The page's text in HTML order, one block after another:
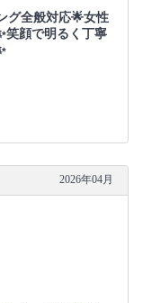
グ全般対応🌟女性
笑顔で明るく丁寧
2026年04月